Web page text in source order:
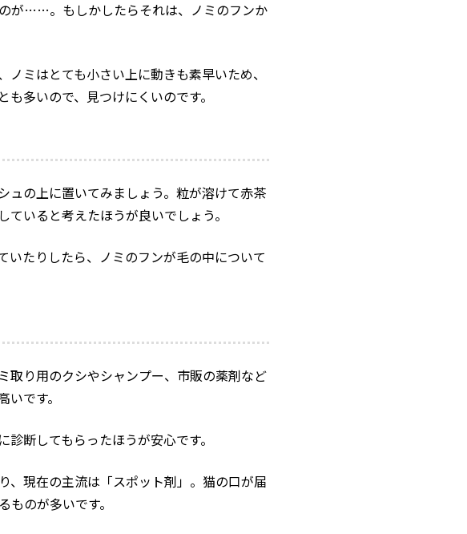
が……。もしかしたらそれは、ノミのフンか
ミはとても小さい上に動きも素早いため、
多いので、見つけにくいのです。
ュの上に置いてみましょう。粒が溶けて赤茶
いると考えたほうが良いでしょう。
いたりしたら、ノミのフンが毛の中について
取り用のクシやシャンプー、市販の薬剤など
です。
断してもらったほうが安心です。
、現在の主流は「スポット剤」。猫の口が届
のが多いです。